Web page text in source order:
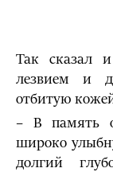
Так сказал
лезвием и
отбитую
– В память
широко
долгий